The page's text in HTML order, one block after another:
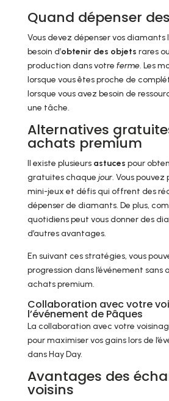
Quand dépenser
Vous devez dépenser vos diamants
besoin d’obtenir des objets rares
production dans votre ferme. Les
lorsque vous êtes proche de
lorsque vous avez besoin de
une tâche.
Alternatives
achats premium
Il existe plusieurs astuces pour
gratuites chaque jour. Vous
mini-jeux et défis qui offrent des
dépenser de diamants. De plus,
quotidiens peut vous donner des
d’autres avantages.
En suivant ces stratégies, vous
progression dans l’événement sans
achats premium.
Collaboration avec votre
l’événement de Pâques
La collaboration avec votre
pour maximiser vos gains lors de
dans Hay Day.
Avantages des
voisins